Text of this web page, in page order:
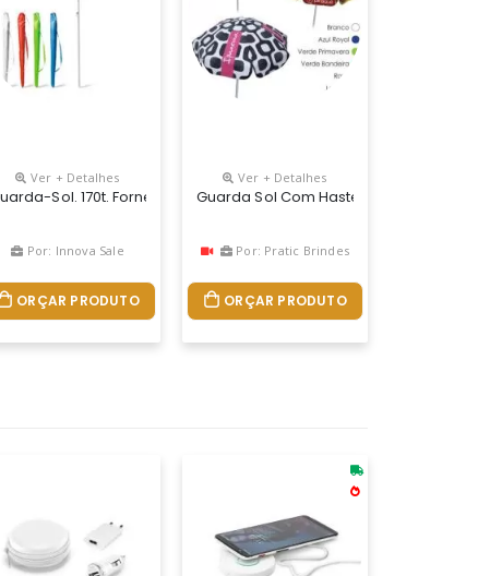
Madeira Interiça. Disponível Em Várias Cores. Gravação Da
E Cabo Direcionável. Fornecido Em Bolsa. 1600 X 1600 Mm |
Ver + Detalhes
Sol. 170t. Fornecido Em Bolsa.
Por: Innova Sale
ORÇAR PRODUTO
Ver + Detalhes
Guarda Sol Com Haste Central Em
Por: Pratic Brindes
ORÇAR PRODUTO